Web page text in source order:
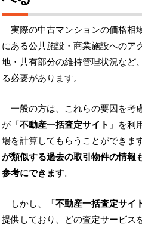
実際の中古マンションの価格相
にある公共施設・商業施設へのア
地・共有部分の維持管理状況など
る必要があります。
一般の方は、これらの要因を考
が「不動産一括査定サイト 」を利
場を計算してもらうことができま
が類似する過去の取引物件の情報
参考にできます。
しかし、「不動産一括査定サイ
提供しており、どの査定サービス